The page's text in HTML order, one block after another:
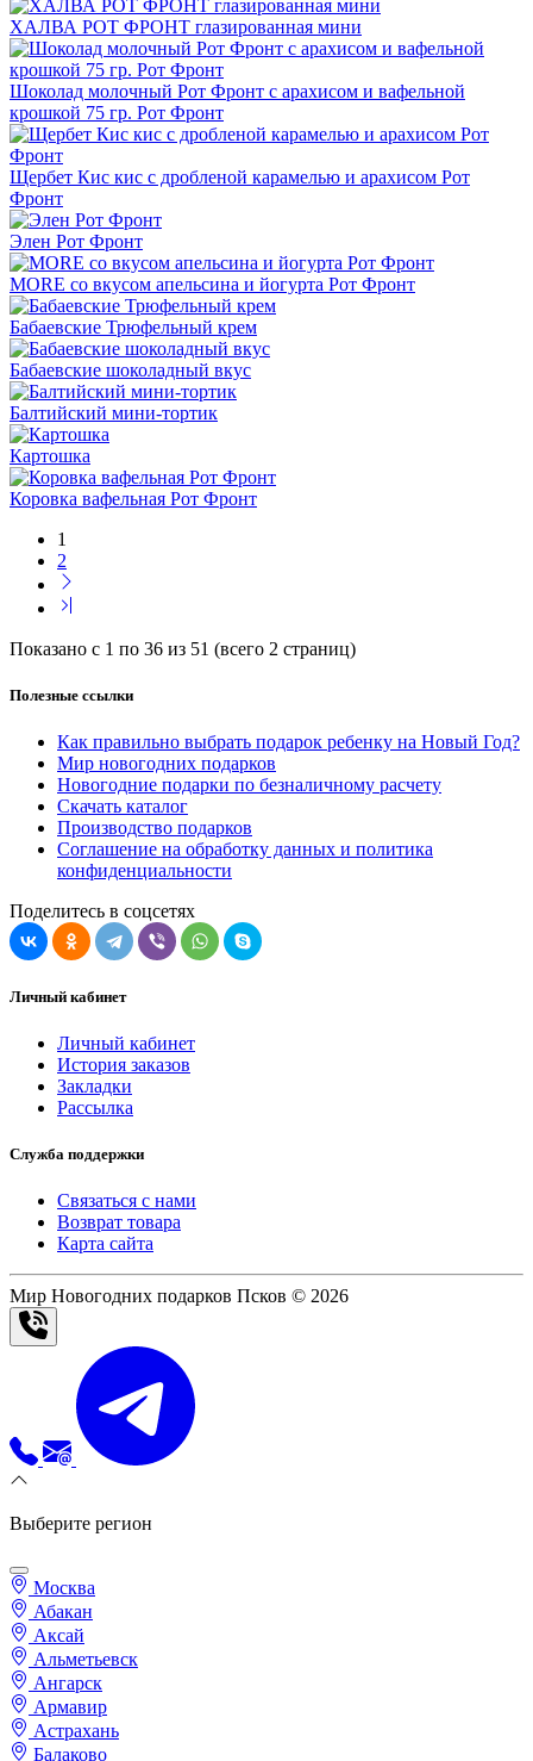
ХАЛВА РОТ ФРОНТ глазированная мини
Шоколад молочный Рот Фронт с арахисом и вафельной
крошкой 75 гр. Рот Фронт
Щербет Кис кис с дробленой карамелью и арахисом Рот
Фронт
Элен Рот Фронт
MORE со вкусом апельсина и йогурта Рот Фронт
Бабаевские Трюфельный крем
Бабаевские шоколадный вкус
Балтийский мини-тортик
Картошка
Коровка вафельная Рот Фронт
1
2
Показано с 1 по 36 из 51 (всего 2 страниц)
Полезные ссылки
Как правильно выбрать подарок ребенку на Новый Год?
Мир новогодних подарков
Новогодние подарки по безналичному расчету
Скачать каталог
Производство подарков
Соглашение на обработку данных и политика
конфиденциальности
Поделитесь в соцсетях
Личный кабинет
Личный кабинет
История заказов
Закладки
Рассылка
Служба поддержки
Связаться с нами
Возврат товара
Карта сайта
Мир Новогодних подарков Псков © 2026
Выберите регион
Москва
Абакан
Аксай
Альметьевск
Ангарск
Армавир
Астрахань
Балаково